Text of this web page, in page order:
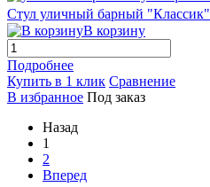
Стул уличный барный "Классик"
В корзину
Подробнее
Купить в 1 клик Сравнение
В избранное Под заказ
Назад
1
2
Вперед